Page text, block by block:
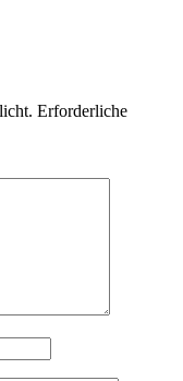
Erforderliche